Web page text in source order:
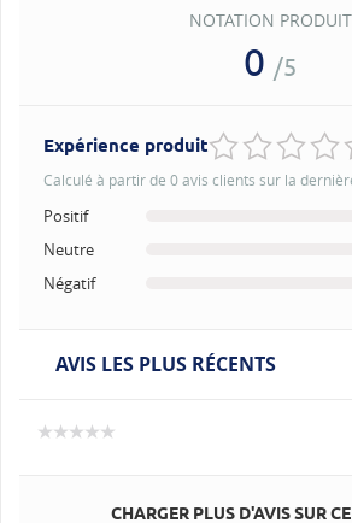
NOTATION PRODUIT
0 /5
Expérience produit
Calculé à partir de 0 avis clients sur la
Positif
Neutre
Négatif
AVIS LES PLUS RÉCENTS
CHARGER PLUS D'AVIS SUR